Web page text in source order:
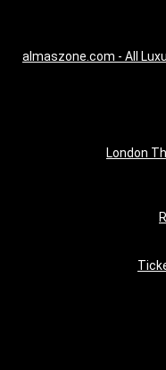
almaszone.com - All
London